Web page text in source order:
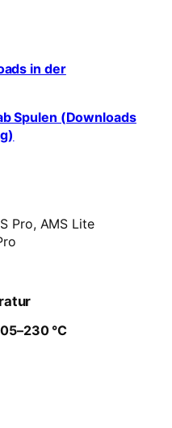
in der
Spulen (Downloads
Pro, AMS Lite
°C